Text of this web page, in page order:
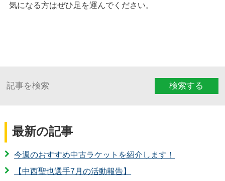
気になる方はぜひ足を運んでください。
検索する
最新の記事
今週のおすすめ中古ラケットを紹介します！
【中西聖也選手7月の活動報告】